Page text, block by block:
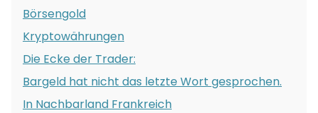
Börsengold
Kryptowährungen
Die Ecke der Trader:
Bargeld hat nicht das letzte Wort gesprochen.
In Nachbarland Frankreich